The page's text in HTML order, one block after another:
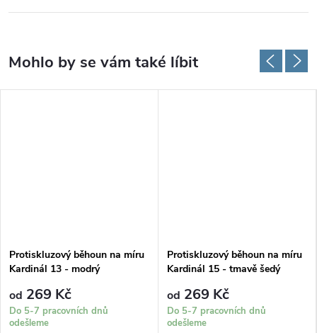
Protiskluzový běhoun na míru
Kardinál 13 - modrý
od 269 Kč
Do 5-7 pracovních dnů
odešleme
Protiskluzový běhoun na míru
Kardinál 15 - tmavě šedý
od 269 Kč
Do 5-7 pracovních dnů
odešleme